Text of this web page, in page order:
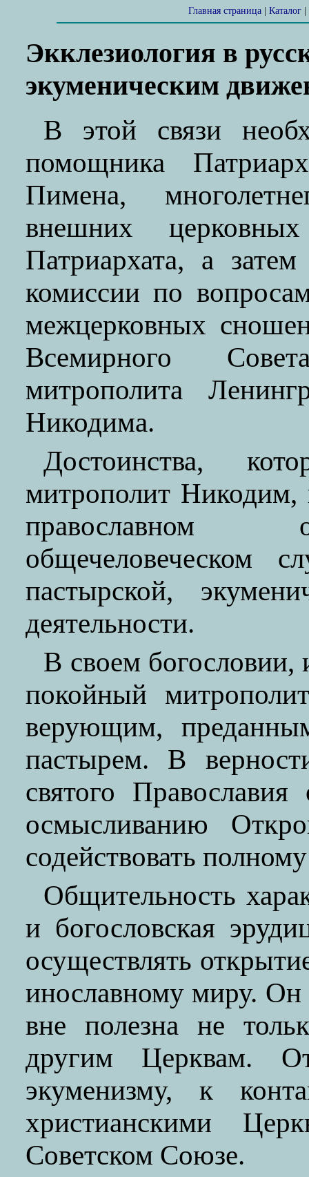
Главная страница Каталог
Экклезиология в
экуменическим
В этой связи
помощника
Пимена,
внешних
Патриархата, а
комиссии по
межцерковных
Всемирного
митрополита
Никодима.
Достоинства,
митрополит Никодим,
православном
общечеловеческом
пастырской,
деятельности.
В своем богословии,
покойный
верующим,
пастырем. В
святого
осмысливанию
содействовать
Общительность
и богословская
осуществлять
инославному миру. Он
вне полезна не
другим Церквам.
экуменизму, к
христианскими
Советском Союзе.